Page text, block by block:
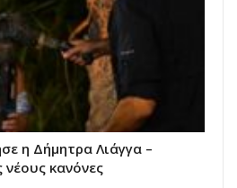
η Δήμητρα Λιάγγα –
κανόνες